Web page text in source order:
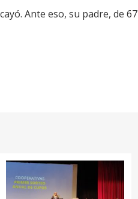
Ante eso, su padre, de 67